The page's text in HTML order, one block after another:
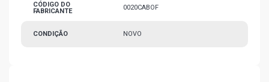
CÓDIGO DO
FABRICANTE
0020CABOF
CONDIÇÃO NOVO